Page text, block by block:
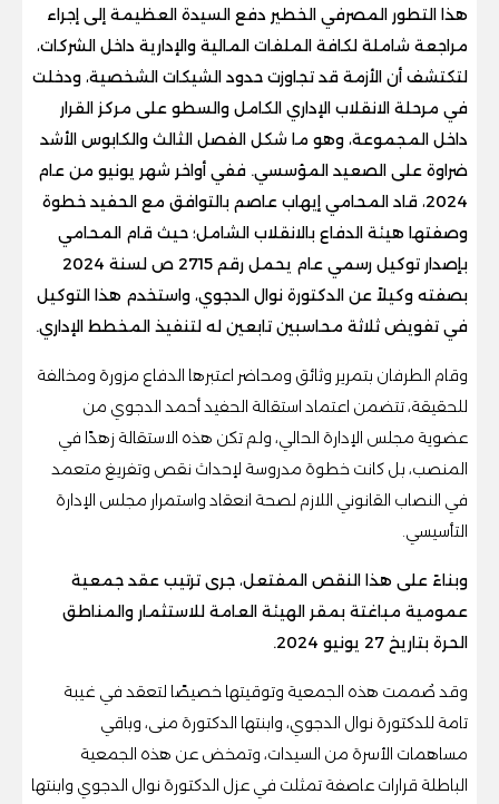
هذا التطور المصرفي الخطير دفع السيدة العظيمة إلى إجراء
مراجعة شاملة لكافة الملفات المالية والإدارية داخل الشركات،
لتكتشف أن الأزمة قد تجاوزت حدود الشيكات الشخصية، ودخلت
في مرحلة الانقلاب الإداري الكامل والسطو على مركز القرار
داخل المجموعة، وهو ما شكل الفصل الثالث والكابوس الأشد
ضراوة على الصعيد المؤسسي. ففي أواخر شهر يونيو من عام
2024، قاد المحامي إيهاب عاصم بالتوافق مع الحفيد خطوة
وصفتها هيئة الدفاع بالانقلاب الشامل؛ حيث قام المحامي
بإصدار توكيل رسمي عام يحمل رقم 2715 ص لسنة 2024
بصفته وكيلاً عن الدكتورة نوال الدجوي، واستخدم هذا التوكيل
في تفويض ثلاثة محاسبين تابعين له لتنفيذ المخطط الإداري.
وقام الطرفان بتمرير وثائق ومحاضر اعتبرها الدفاع مزورة ومخالفة
للحقيقة، تتضمن اعتماد استقالة الحفيد أحمد الدجوي من
عضوية مجلس الإدارة الحالي، ولم تكن هذه الاستقالة زهدًا في
المنصب، بل كانت خطوة مدروسة لإحداث نقص وتفريغ متعمد
في النصاب القانوني اللازم لصحة انعقاد واستمرار مجلس الإدارة
التأسيسي.
وبناءً على هذا النقص المفتعل، جرى ترتيب عقد جمعية
عمومية مباغتة بمقر الهيئة العامة للاستثمار والمناطق
الحرة بتاريخ 27 يونيو 2024.
وقد صُممت هذه الجمعية وتوقيتها خصيصًا لتعقد في غيبة
تامة للدكتورة نوال الدجوي، وابنتها الدكتورة منى، وباقي
مساهمات الأسرة من السيدات، وتمخض عن هذه الجمعية
الباطلة قرارات عاصفة تمثلت في عزل الدكتورة نوال الدجوي وابنتها